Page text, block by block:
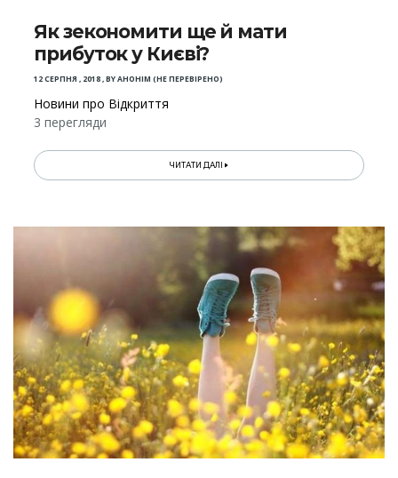
Як зекономити ще й мати
прибуток у Києві?
12 СЕРПНЯ , 2018,BYАНОНІМ (НЕ ПЕРЕВІРЕНО)
Новини про Відкриття
3 перегляди
ЧИТАТИ ДАЛІ